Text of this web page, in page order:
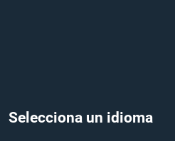
Selecciona un idioma